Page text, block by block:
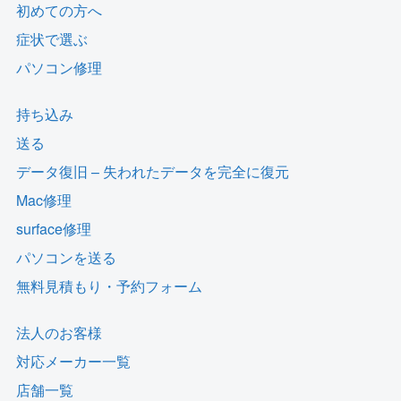
初めての方へ
症状で選ぶ
パソコン修理
持ち込み
送る
データ復旧 – 失われたデータを完全に復元
Mac修理
surface修理
パソコンを送る
無料見積もり・予約フォーム
法人のお客様
対応メーカー一覧
店舗一覧